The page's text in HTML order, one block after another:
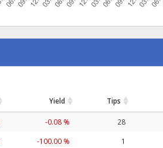
Yield Tips
-0.08 % 28
-100.00 % 1